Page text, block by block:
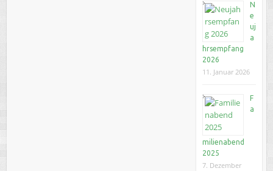
N
e
uj
a
hrsempfang
2026
11. Januar 2026
F
a
milienabend
2025
7. Dezember